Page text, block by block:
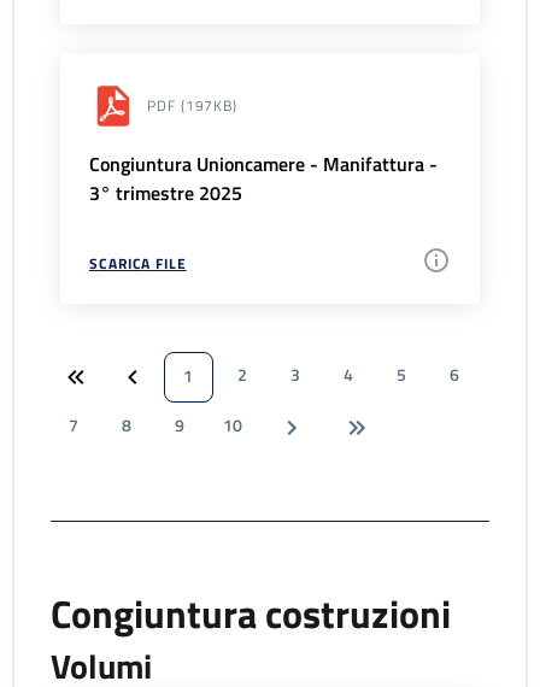
PDF (197KB)
Congiuntura Unioncamere - Manifattura -
3° trimestre 2025
SCARICA FILE
1 2 3 4 5
6
7
8 9 10
Congiuntura costruzioni
Volumi